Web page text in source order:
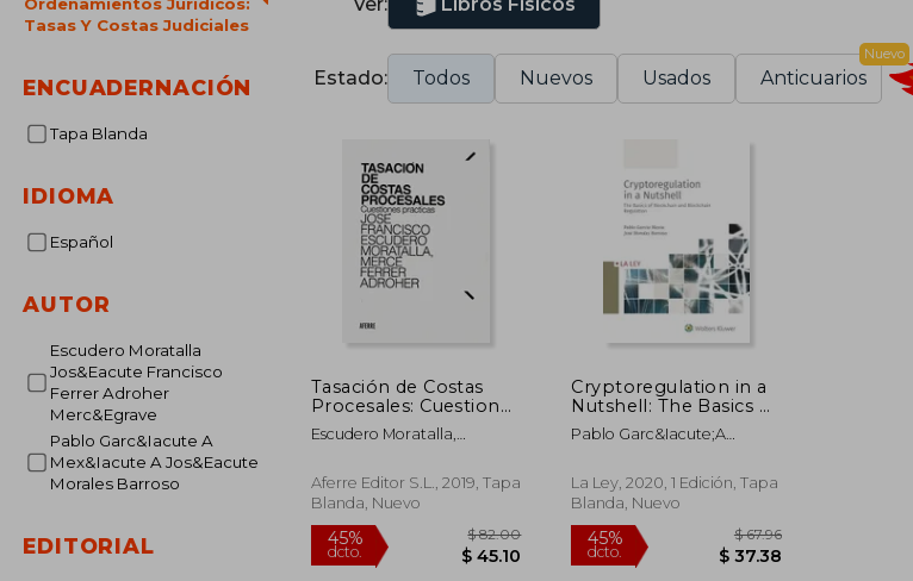
Tasas Y Costas Judiciales
ENCUADERNACIÓN
Tapa Blanda
IDIOMA
Español
AUTOR
Escudero Moratalla
Jos&Eacute Francisco
Ferrer Adroher
Merc&Egrave
Pablo Garc&Iacute A
Mex&Iacute A Jos&Eacute
Morales Barroso
EDITORIAL
Estado: Todos Nuevos Usados Anticuarios
Nuevo
Tasación de Costas
Procesales: Cuestiones
Prácticas
Escudero Moratalla,
Ferrer Adroher,
Merc&Egrave;
Aferre Editor S.L., 2019, Tapa
Blanda, Nuevo
Cryptoregulation in a
Nutshell: The Basics of
Blockchain and
Blockchain Regulation
Pablo Garc&Iacute;A
Morales Barroso
La Ley, 2020, 1 Edición, Tapa
Blanda, Nuevo